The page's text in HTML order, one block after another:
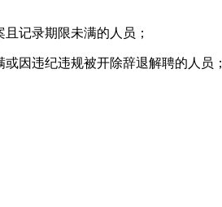
记录期限未满的人员；
因违纪违规被开除辞退解聘的人员；